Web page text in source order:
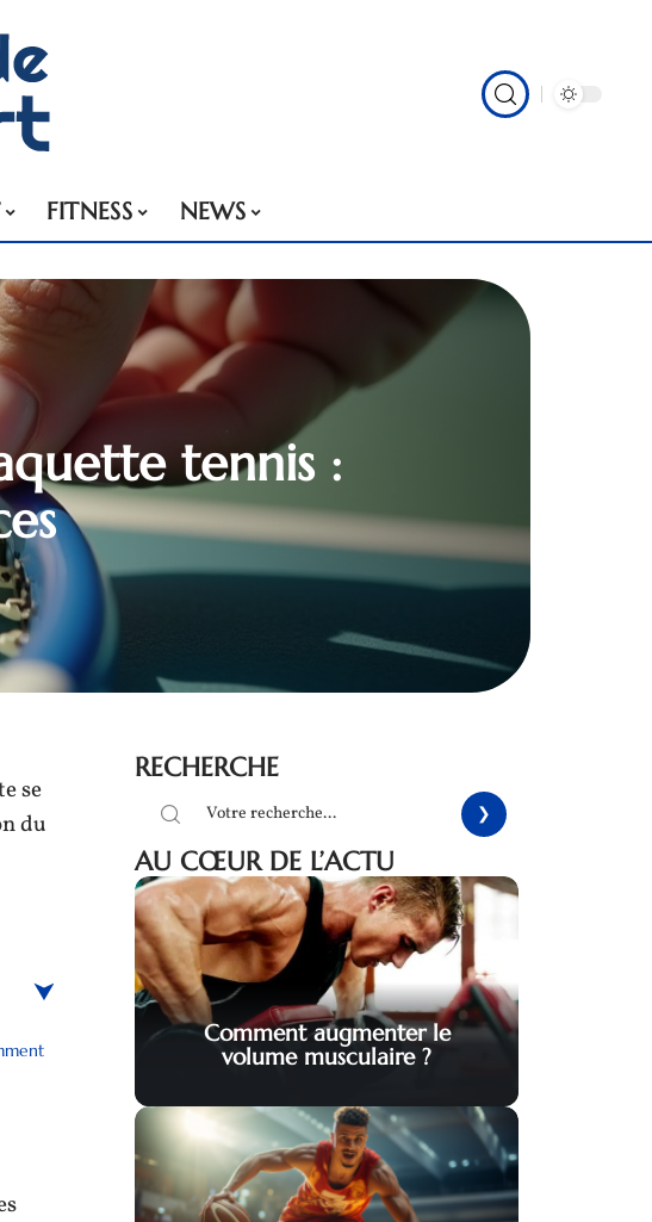
FITNESS NEWS
tennis :
se
du
RECHERCHE
AU CŒUR DE L’ACTU
Comment augmenter le
volume musculaire ?